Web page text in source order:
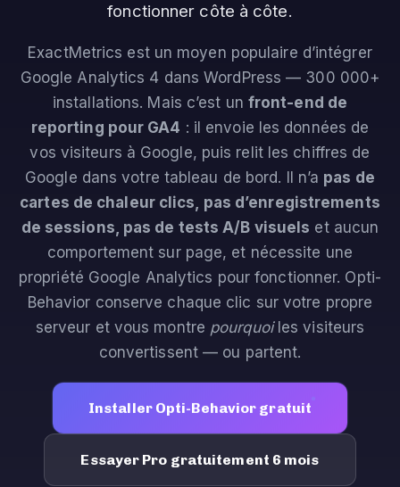
fonctionner côte à côte.
ExactMetrics est un moyen populaire d’intégrer
Google Analytics 4 dans WordPress — 300 000+
installations. Mais c’est un front-end de
reporting pour GA4 : il envoie les données de
vos visiteurs à Google, puis relit les chiffres de
Google dans votre tableau de bord. Il n’a pas de
cartes de chaleur clics, pas d’enregistrements
de sessions, pas de tests A/B visuels et aucun
comportement sur page, et nécessite une
propriété Google Analytics pour fonctionner. Opti-
Behavior conserve chaque clic sur votre propre
serveur et vous montre pourquoiles visiteurs
convertissent — ou partent.
Installer Opti-Behavior gratuit
Essayer Pro gratuitement 6 mois